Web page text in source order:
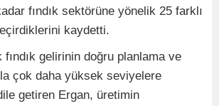
fındık sektörüne yönelik 25 farklı
kaydetti.
fındık gelirinin doğru planlama ve
çok daha yüksek seviyelere
getiren Ergan, üretimin